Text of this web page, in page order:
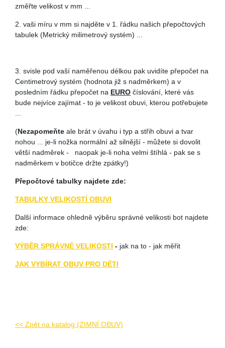
změřte velikost v mm ...
2. vaši míru v mm si najděte v 1. řádku našich přepočtových
tabulek (Metrický milimetrový systém) ...
3. svisle pod vaší naměřenou délkou pak uvidíte přepočet na
Centimetrový systém (hodnota již s nadměrkem) a v
posledním řádku přepočet na EURO číslování, které vás
bude nejvíce zajímat - to je velikost obuvi, kterou potřebujete
(Nezapomeňte ale brát v úvahu i typ a střih obuvi a tvar
nohou ... je-li nožka normální až silnější - můžete si dovolit
větší nadměrek - naopak je-li noha velmi štíhlá - pak se s
nadměrkem v botičce držte zpátky!)
Přepočtové tabulky najdete zde:
TABULKY VELIKOSTÍ OBUVI
Další informace ohledně výběru správné velikosti bot najdete
zde:
VÝBĚR SPRÁVNÉ VELIKOSTI - jak na to - jak měřit
JAK VYBÍRAT OBUV PRO DĚTI
<< Zpět na katalog (ZIMNÍ OBUV)